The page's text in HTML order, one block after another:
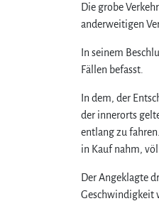
Die grobe
anderweitigen
In seinem
Fällen befasst.
In dem, der
der innerorts
entlang zu
in Kauf nahm,
Der Angeklagte
Geschwindigkeit